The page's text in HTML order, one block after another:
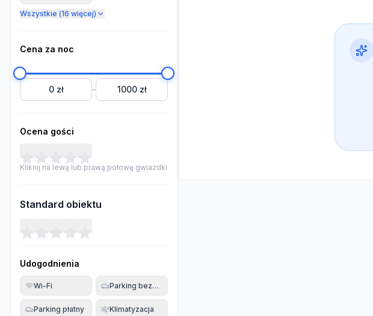
Wszystkie (16 więcej)
Cena za noc
0 zł – 1000 zł
Ocena gości
Kliknij na lewą lub prawą połowę gwiazdki
Standard obiektu
Udogodnienia
Wi-Fi Parking bezpłatny
Parking płatny Klimatyzacja